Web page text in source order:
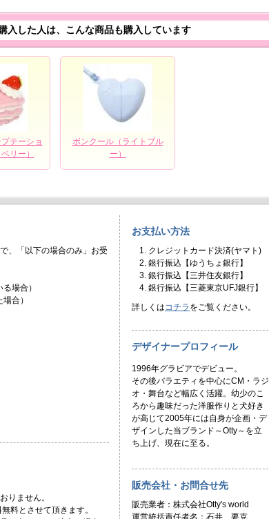
入した人は、こんな商品も購入しています
テーショ
リー）
ボンクール（ライトブル
ー）
、「以下の場合のみ」お受
場合）
合）
りません。
料とさせて頂きます。
お支払い方法
クレジットカード決済(ヤマト)
銀行振込【ゆうちょ銀行】
銀行振込【三井住友銀行】
銀行振込【三菱東京UFJ銀行】
詳しくは コチラ をご覧ください。
デザイナープロフィール
1996年グラビアでデビュー。
その後バラエティを中心にCM・ラジ
オ・舞台など幅広く活躍。幼少のこ
ろから趣味だった洋服作りと犬好き
が高じて2005年には自身が企画・デ
ザインした当ブランド～Otty～を立
ち上げ、現在に至る。
販売会社・お問合せ先
販売業者：株式会社Otty's world
運営統括責任者名：石井 要克